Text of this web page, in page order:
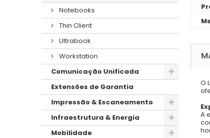
Notebooks
Thin Client
Ultrabook
Workstation
Comunicação Unificada
Extensões de Garantia
Impressão & Escaneamento
Infraestrutura & Energia
Mobilidade
O
A